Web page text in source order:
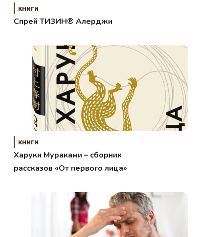
книги
Спрей ТИЗИН® Алерджи
книги
Харуки Мураками – сборник
рассказов «От первого лица»